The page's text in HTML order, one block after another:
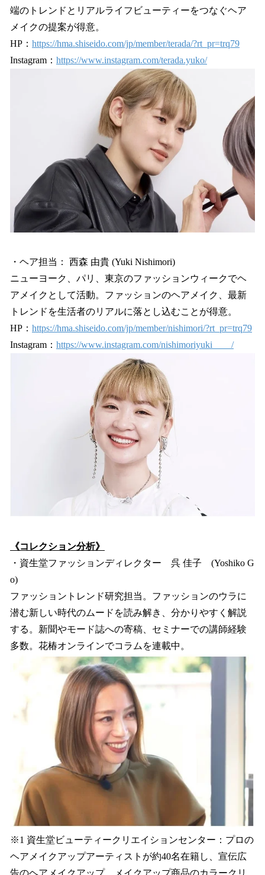
端のトレンドとリアルライフビューティーをつなぐヘア
メイクの提案が得意。
HP： https://hma.shiseido.com/jp/member/terada/?rt_pr=trq79
Instagram： https://www.instagram.com/terada.yuko/
・ヘア担当： 西森 由貴 (Yuki Nishimori)
ニューヨーク、パリ、東京のファッションウィークでヘ
アメイクとして活動。ファッションのヘアメイク、最新
トレンドを生活者のリアルに落とし込むことが得意。
HP： https://hma.shiseido.com/jp/member/nishimori/?rt_pr=trq79
Instagram： https://www.instagram.com/nishimoriyuki____/
《コレクション分析》
・資生堂ファッションディレクター 呉 佳子 (Yoshiko G
o)
ファッショントレンド研究担当。ファッションのウラに
潜む新しい時代のムードを読み解き、分かりやすく解説
する。新聞やモード誌への寄稿、セミナーでの講師経験
多数。花椿オンラインでコラムを連載中。
※1 資生堂ビューティークリエイションセンター：プロの
ヘアメイクアップアーティストが約40名在籍し、宣伝広
告のヘアメイクアップ、メイクアップ商品のカラークリ